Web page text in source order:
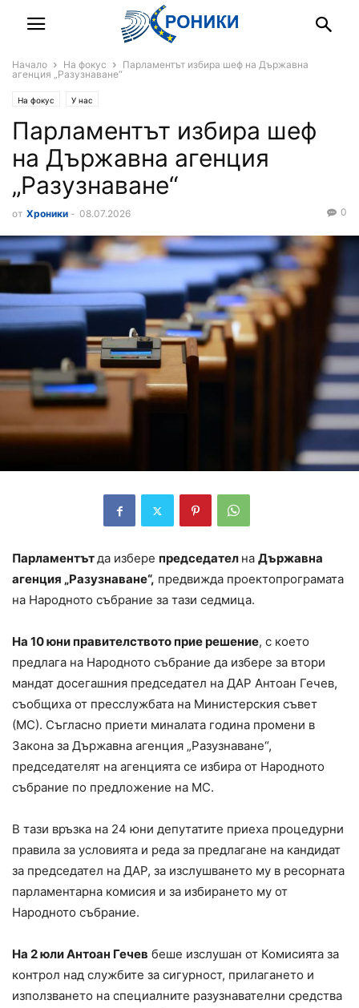
Начало На фокус
Парламентът избира шеф на Държавна
агенция „Разузнаване“
На фокус У нас
Парламентът избира шеф
на Държавна агенция
„Разузнаване“
от Хроники - 08.07.2026 0
Парламентътда избере председател на Държавна
агенция „Разузнаване“, предвижда проектопрограмата
на Народното събрание за тази седмица.
На 10 юни правителството прие решение, с което
предлага на Народното събрание да избере за втори
мандат досегашния председател на ДАР Антоан Гечев,
съобщиха от пресслужбата на Министерския съвет
(МС). Съгласно приети миналата година промени в
Закона за Държавна агенция „Разузнаване“,
председателят на агенцията се избира от Народното
събрание по предложение на МС.
В тази връзка на 24 юни депутатите приеха процедурни
правила за условията и реда за предлагане на кандидат
за председател на ДАР, за изслушването му в ресорната
парламентарна комисия и за избирането му от
Народното събрание.
На 2 юли Антоан Гечев беше изслушан от Комисията за
контрол над службите за сигурност, прилагането и
използването на специалните разузнавателни средства